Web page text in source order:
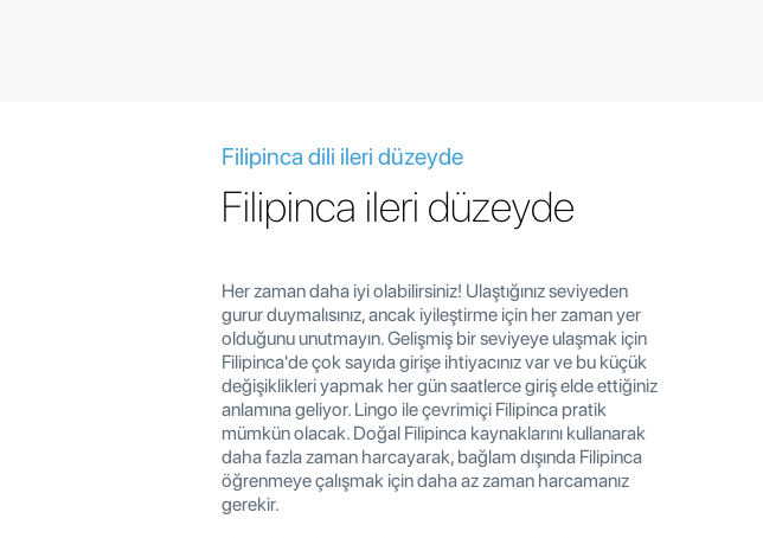
Filipinca dili ileri düzeyde
Filipinca ileri düzeyde
Her zaman daha iyi olabilirsiniz! Ulaştığınız seviyeden
gurur duymalısınız, ancak iyileştirme için her zaman yer
olduğunu unutmayın. Gelişmiş bir seviyeye ulaşmak için
Filipinca'de çok sayıda girişe ihtiyacınız var ve bu küçük
değişiklikleri yapmak her gün saatlerce giriş elde ettiğiniz
anlamına geliyor. Lingo ile çevrimiçi Filipinca pratik
mümkün olacak. Doğal Filipinca kaynaklarını kullanarak
daha fazla zaman harcayarak, bağlam dışında Filipinca
öğrenmeye çalışmak için daha az zaman harcamanız
gerekir.